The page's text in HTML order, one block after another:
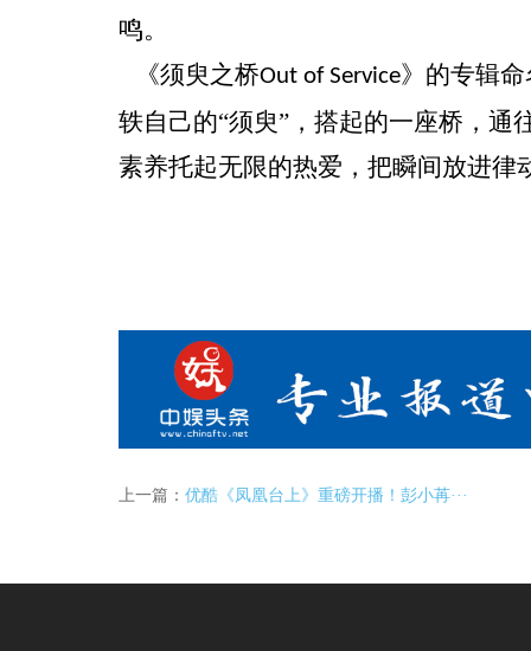
鸣。
《须臾之桥Out of Service》的专辑
轶自己的“须臾”，搭起的一座桥，通
素养托起无限的热爱，把瞬间放进
上一篇： 优酷《凤凰台上》重磅开播！彭小苒···